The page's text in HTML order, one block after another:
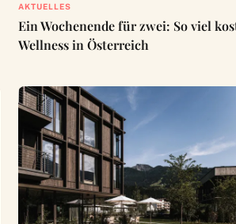
AKTUELLES
Ein Wochenende für zwei: So viel
Wellness in Österreich